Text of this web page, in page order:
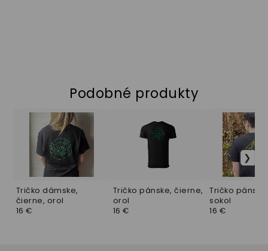
Podobné produkty
Tričko dámske,
čierne, orol
16 €
Tričko pánske, čierne,
orol
16 €
Tričko
sokol
16 €